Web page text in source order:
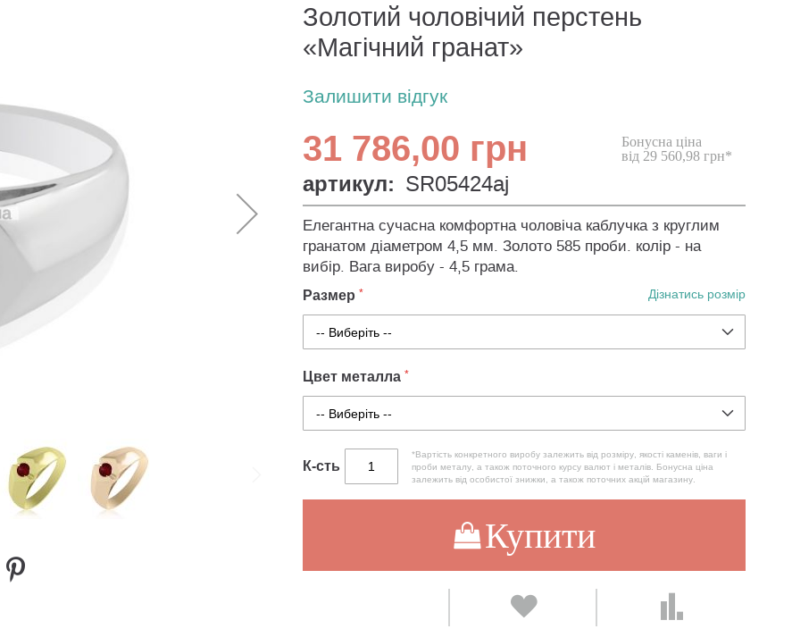
Золотий чоловічий перстень
«Магічний гранат»
Залишити відгук
31 786,00 грн
Бонусна ціна
від 29 560,98 грн*
артикул: SR05424aj
Елегантна сучасна комфортна чоловіча каблучка з круглим
гранатом діаметром 4,5 мм. Золото 585 проби. колір - на
вибір. Вага виробу - 4,5 грама.
Размер Дізнатись розмір
Цвет металла
К-сть
*Вартість конкретного виробу залежить від розміру, якості каменів, ваги і
проби металу, а також поточного курсу валют і металів. Бонусна ціна
залежить від особистої знижки, а також поточних акцій магазину.
Купити